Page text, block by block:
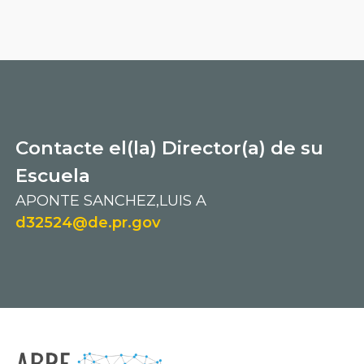
Contacte el(la) Director(a) de su
Escuela
APONTE SANCHEZ,LUIS A
d32524@de.pr.gov